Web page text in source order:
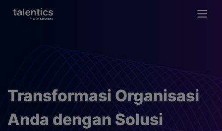
Transformasi Organisasi
Anda dengan Solusi